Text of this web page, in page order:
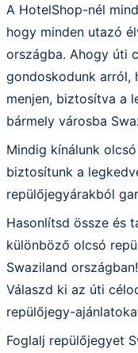
A HotelShop-nél
hogy minden utazó
országba. Ahogy úti
gondoskodunk arról,
menjen, biztosítva a
bármely városba
Mindig kínálunk
biztosítunk a
repülőjegyárakból
Hasonlítsd össze és
különböző olcsó
Swaziland országban!
Válaszd ki az úti
repülőjegy-
Foglalj repülőjegyet